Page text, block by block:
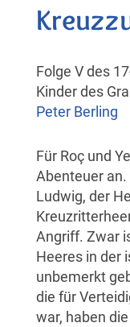
Folge V des
Kinder des
Peter Berling
Für Roç und
Abenteuer
Ludwig, der
Angriff. Zwar
Heeres in der
unbemerkt
die für
war, haben